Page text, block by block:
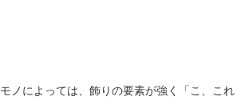
ノによっては、飾りの要素が強く「こ、これ